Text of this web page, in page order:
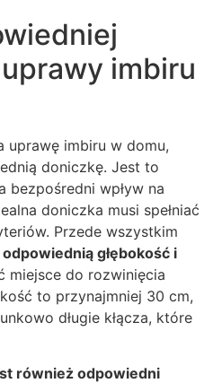
imbiru
uprawę imbiru w domu,
doniczkę. Jest to
wpływ na
doniczka musi spełniać
Przede wszystkim
odpowiednią głębokość i
miejsce do rozwinięcia
to przynajmniej 30 cm,
długie kłącza, które
również odpowiedni